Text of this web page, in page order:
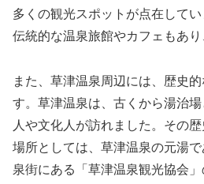
多くの観光スポットが点在してい
伝統的な温泉旅館やカフェもあり
また、草津温泉周辺には、歴史
す。草津温泉は、古くから湯治
人や文化人が訪れました。その
場所としては、草津温泉の元湯
泉街にある「草津温泉観光協会